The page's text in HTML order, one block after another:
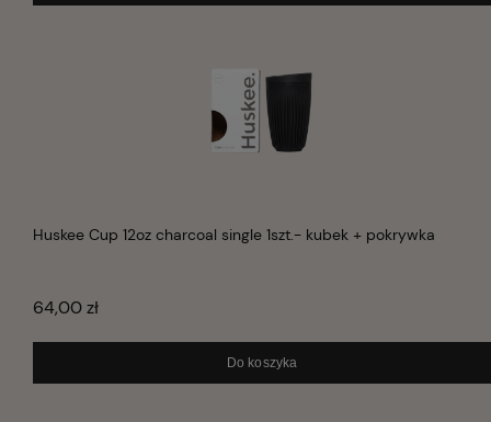
Huskee Cup 12oz charcoal single 1szt.- kubek + pokrywka
64,00 zł
Do koszyka